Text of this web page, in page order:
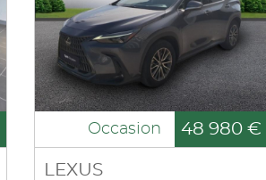
Occasion 48 980 €
LEXUS